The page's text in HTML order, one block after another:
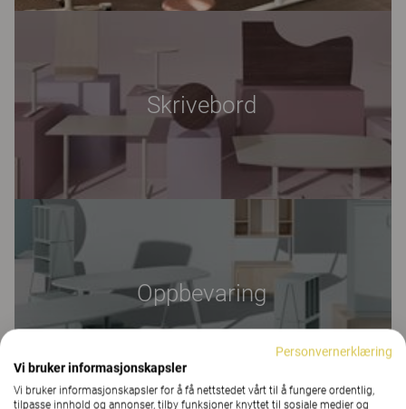
Skrivebord
Oppbevaring
Personvernerklæring
Vi bruker informasjonskapsler
Vi bruker informasjonskapsler for å få nettstedet vårt til å fungere ordentlig,
tilpasse innhold og annonser, tilby funksjoner knyttet til sosiale medier og